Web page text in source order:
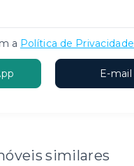
a Política de Privacidade
E-mail
similares